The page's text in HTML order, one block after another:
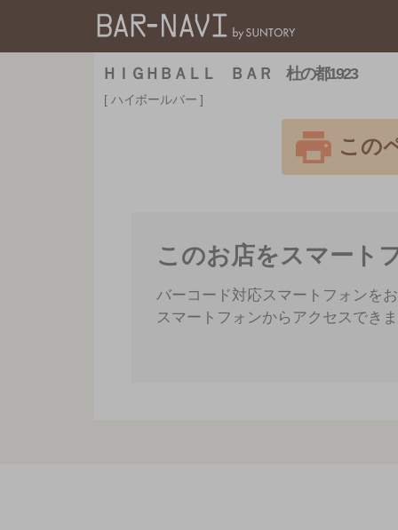
ＨＩＧＨＢＡＬＬ ＢＡＲ 杜の都1923
ハイボールバー
この
このお店をスマート
バーコード対応スマートフォンを
スマートフォンからアクセスでき